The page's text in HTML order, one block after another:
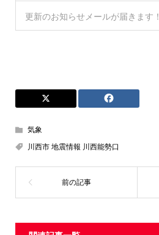
更新のお知らせメールが届きます！
気象
川西市 地震情報 川西能勢口